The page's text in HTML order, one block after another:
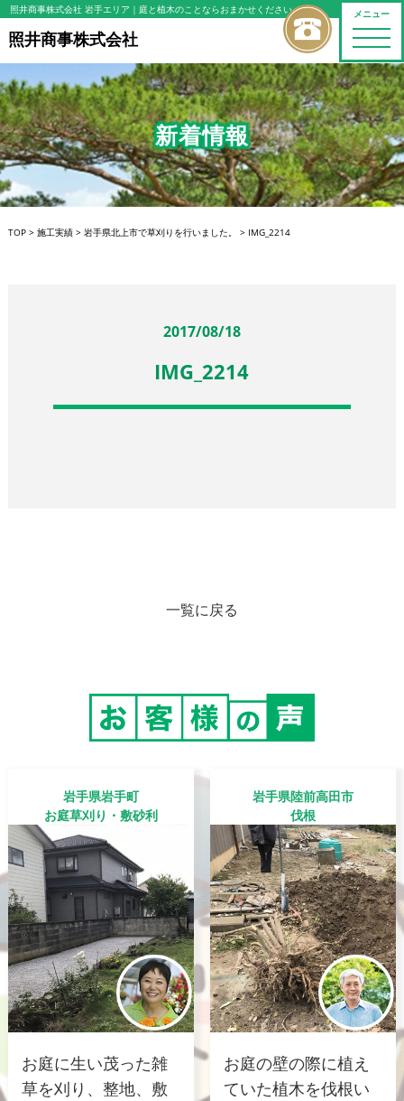
メニュー
toggle
照井商事株式会社 岩手エリア ｜庭と植木のことならおまかせください
照井商事株式会社
新着情報
TOP> 施工実績> 岩手県北上市で草刈りを行いました。 > IMG_2214
2017/08/18
IMG_2214
一覧に戻る
岩手県岩手町
お庭草刈り・敷砂利
お庭に生い茂った雑
草を刈り、整地、敷
岩手県陸前高田市
伐根
お庭の壁の際に植え
ていた植木を伐根い